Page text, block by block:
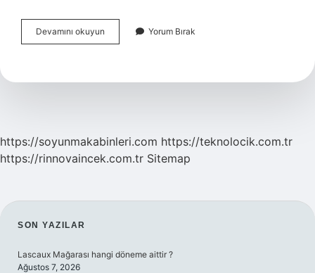
Devamını okuyun
Neyin
Yorum Bırak
https://soyunmakabinleri.com https://teknolocik.com.tr
https://rinnovaincek.com.tr Sitemap
SIDEBAR
SON YAZILAR
Lascaux Mağarası hangi döneme aittir ?
Ağustos 7, 2026